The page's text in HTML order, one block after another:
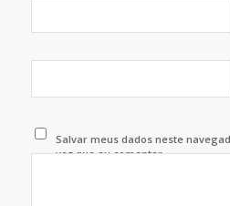
Salvar meus dados neste
vez que eu comentar.